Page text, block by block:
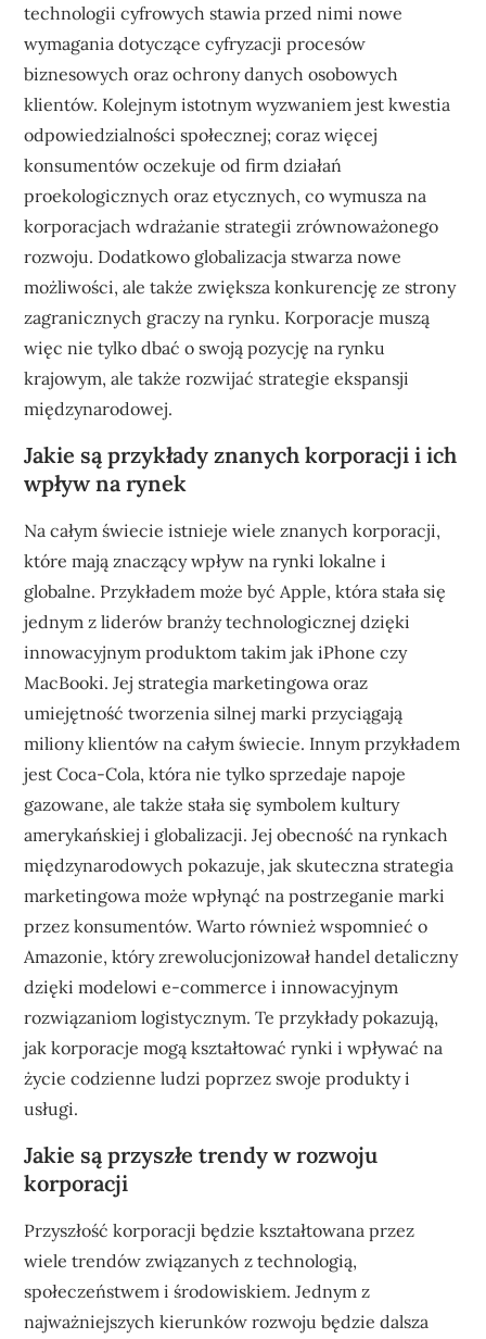
technologii cyfrowych stawia przed nimi nowe
wymagania dotyczące cyfryzacji procesów
biznesowych oraz ochrony danych osobowych
klientów. Kolejnym istotnym wyzwaniem jest kwestia
odpowiedzialności społecznej; coraz więcej
konsumentów oczekuje od firm działań
proekologicznych oraz etycznych, co wymusza na
korporacjach wdrażanie strategii zrównoważonego
rozwoju. Dodatkowo globalizacja stwarza nowe
możliwości, ale także zwiększa konkurencję ze strony
zagranicznych graczy na rynku. Korporacje muszą
więc nie tylko dbać o swoją pozycję na rynku
krajowym, ale także rozwijać strategie ekspansji
międzynarodowej.
Jakie są przykłady znanych korporacji i ich
wpływ na rynek
Na całym świecie istnieje wiele znanych korporacji,
które mają znaczący wpływ na rynki lokalne i
globalne. Przykładem może być Apple, która stała się
jednym z liderów branży technologicznej dzięki
innowacyjnym produktom takim jak iPhone czy
MacBooki. Jej strategia marketingowa oraz
umiejętność tworzenia silnej marki przyciągają
miliony klientów na całym świecie. Innym przykładem
jest Coca-Cola, która nie tylko sprzedaje napoje
gazowane, ale także stała się symbolem kultury
amerykańskiej i globalizacji. Jej obecność na rynkach
międzynarodowych pokazuje, jak skuteczna strategia
marketingowa może wpłynąć na postrzeganie marki
przez konsumentów. Warto również wspomnieć o
Amazonie, który zrewolucjonizował handel detaliczny
dzięki modelowi e-commerce i innowacyjnym
rozwiązaniom logistycznym. Te przykłady pokazują,
jak korporacje mogą kształtować rynki i wpływać na
życie codzienne ludzi poprzez swoje produkty i
usługi.
Jakie są przyszłe trendy w rozwoju
korporacji
Przyszłość korporacji będzie kształtowana przez
wiele trendów związanych z technologią,
społeczeństwem i środowiskiem. Jednym z
najważniejszych kierunków rozwoju będzie dalsza